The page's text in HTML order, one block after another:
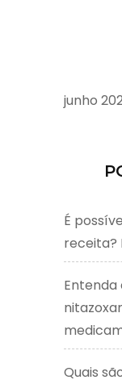
junho
É
receita?
Entenda
Quais